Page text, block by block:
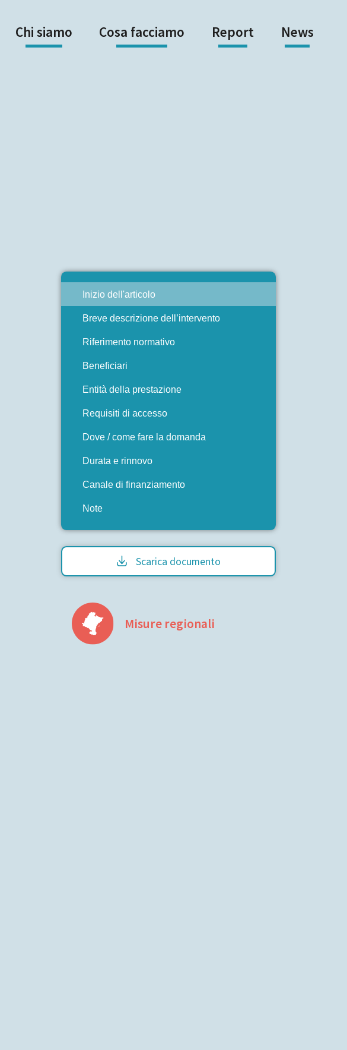
Chi siamo Cosa facciamo Report News
Inizio dell'articolo
Breve descrizione dell’intervento
Riferimento normativo
Beneficiari
Entità della prestazione
Requisiti di accesso
Dove / come fare la domanda
Durata e rinnovo
Canale di finanziamento
Note
Scarica documento
Misure regionali